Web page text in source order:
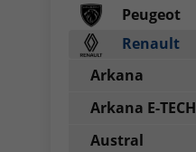
Peugeot
Renault
Arkana
Arkana E-TECH
Austral